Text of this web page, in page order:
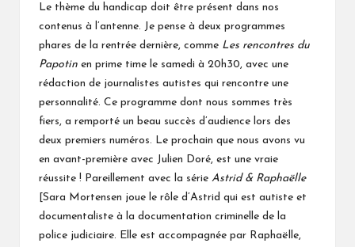
Le thème du handicap doit être présent dans nos
contenus à l’antenne. Je pense à deux programmes
phares de la rentrée dernière, comme Les rencontres du
Papotin en prime time le samedi à 20h30, avec une
rédaction de journalistes autistes qui rencontre une
personnalité. Ce programme dont nous sommes très
fiers, a remporté un beau succès d’audience lors des
deux premiers numéros. Le prochain que nous avons vu
en avant-première avec Julien Doré, est une vraie
réussite ! Pareillement avec la série Astrid & Raphaëlle
[Sara Mortensen joue le rôle d’Astrid qui est autiste et
documentaliste à la documentation criminelle de la
police judiciaire. Elle est accompagnée par Raphaëlle,